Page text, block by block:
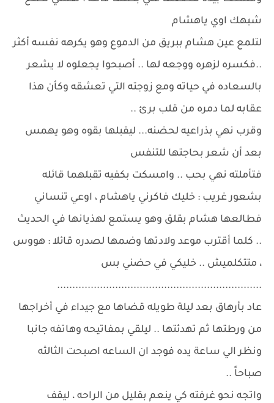
شبهك اوي ياهشام
لتلمع عين هشام ببريق من الدموع وهو يكرهه نفسه أكثر
..فكسره لزهره ووجعه لها .. أصبحوا يجعلوه لا يشعر
بالسعاده في حياته ومع زوجته التي تعشقه وكأن هذا
عقابه لما دمره من قلب برئ ..
وقرب نهي بذراعيه لحضنه... ليقبلها بقوه وهو يهمس
بعد أن شعر بحاجتها للتنفس
فتأملته نهي بحب .. وامسكت بكفيه تقبلهما قائله
بشعور غريب : خليك فاكرني ياهشام ، اوعي تنساني
فطالعها هشام بقلق وهو يستمع لهذيانها في الحديث
.. كلما أقترب موعد ولادتها وضمها لصدره قائلا : هووس
، متتكلميش .. خليكي في حضني بس
...................................................................
عاد بأرهاق بعد ليلة طويله قضاها مع جيداء في أخراجها
من ورطتها ثم تهدئتها .. ليلقي بمفاتيحه وهاتفه جانبا
ونظر الي ساعة يده فوجد ان الساعه اصبحت الثالثه
صباحاً ..
واتجه نحو غرفته كي ينعم بقليل من الراحه ، ليقف